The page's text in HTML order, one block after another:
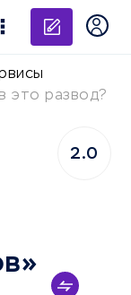
это развод?
2.0